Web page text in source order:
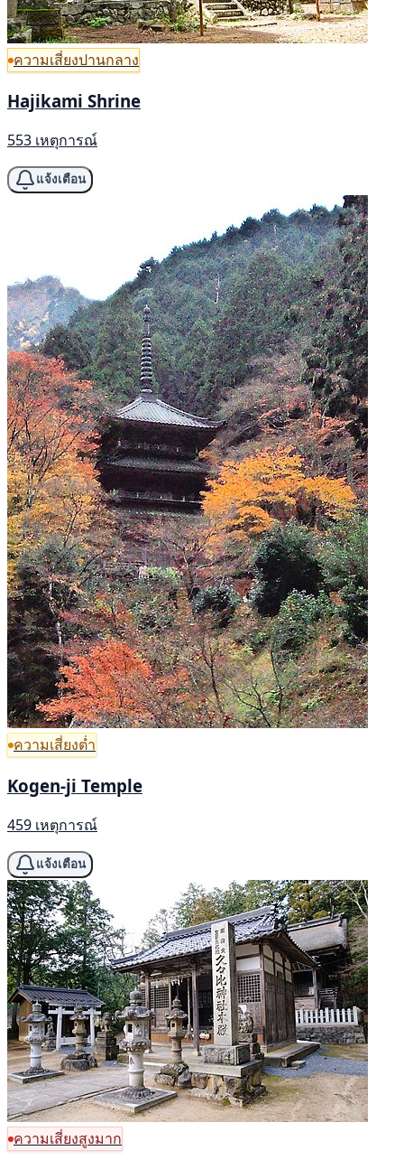
ความเสี่ยงปานกลาง
Hajikami Shrine
553 เหตุการณ์
แจ้งเตือน
ความเสี่ยงต่ำ
Kogen-ji Temple
459 เหตุการณ์
แจ้งเตือน
ความเสี่ยงสูงมาก